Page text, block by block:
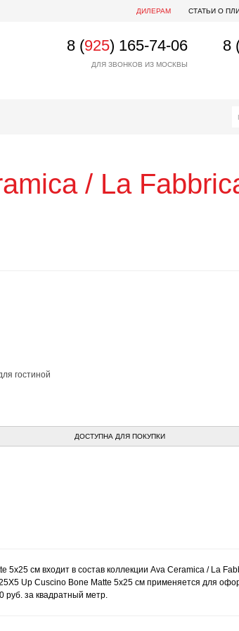
ДИЛЕРАМ СТАТЬИ О
8 (925) 165-74-06
ДЛЯ ЗВОНКОВ ИЗ МОСКВЫ
8
/ La
гостиной
ДОСТУПНА ДЛЯ ПОКУПКИ
5x25 см входит в состав коллекции Ava Ceramica / La
Up Cuscino Bone Matte 5x25 см применяется для
руб. за квадратный метр.